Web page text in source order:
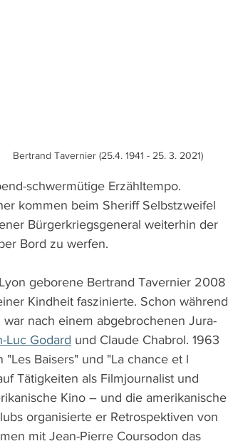
Bertrand Tavernier (25.4. 1941 - 25. 3. 2021)
schwermütige Erzähltempo.
kommen beim Sheriff Selbstzweifel
Bürgerkriegsgeneral weiterhin der
Bord zu werfen.
geborene Bertrand Tavernier 2008
Kindheit faszinierte. Schon während
nach einem abgebrochenen Jura-
Luc Godard und Claude Chabrol. 1963
Baisers" und "La chance et l
Tätigkeiten als Filmjournalist und
Kino – und die amerikanische
organisierte er Retrospektiven von
mit Jean-Pierre Coursodon das